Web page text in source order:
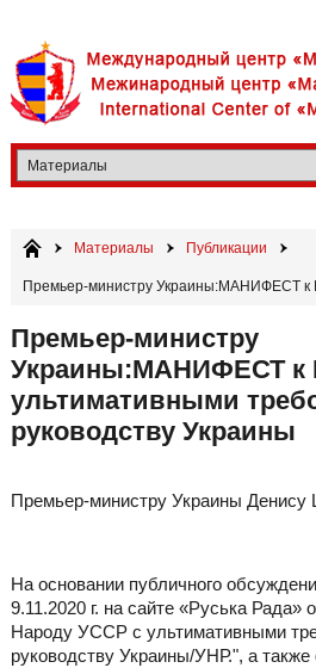
Материалы Публикации
Премьер-министру Украины:МАНИФЕСТ
Премьер-министру
Украины:МАНИФЕСТ к
ультимативными
руководству Украины​
Премьер-министру Украины
На основании публичного
9.11.2020 г. на сайте «Руська
Народу УССР с ультимативными
руководству Украины/УНР.", а также